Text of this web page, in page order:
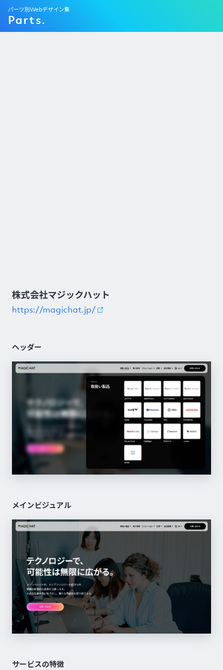
Parts.
パーツ別Webデザイン集
株式会社マジックハット
https://magichat.jp/
ヘッダー
メインビジュアル
サービスの特徴